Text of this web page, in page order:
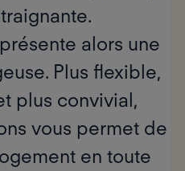
alors une
Plus flexible,
plus convivial,
vous permet de
en toute